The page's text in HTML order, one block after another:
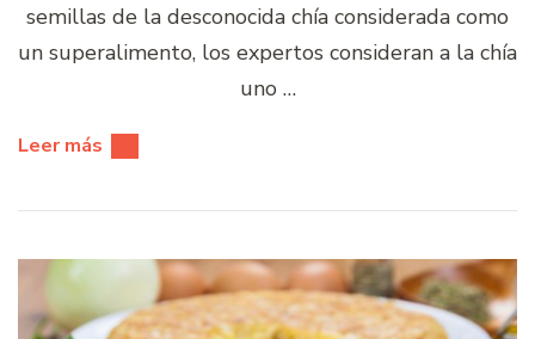
semillas de la desconocida chía considerada como
un superalimento, los expertos consideran a la chía
uno …
Leer más